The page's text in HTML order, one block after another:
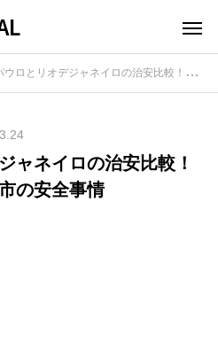
リオデジャネイロの治安比較！旅行前に知るべき都市の安全事情
ャネイロの治安比較！
の安全事情